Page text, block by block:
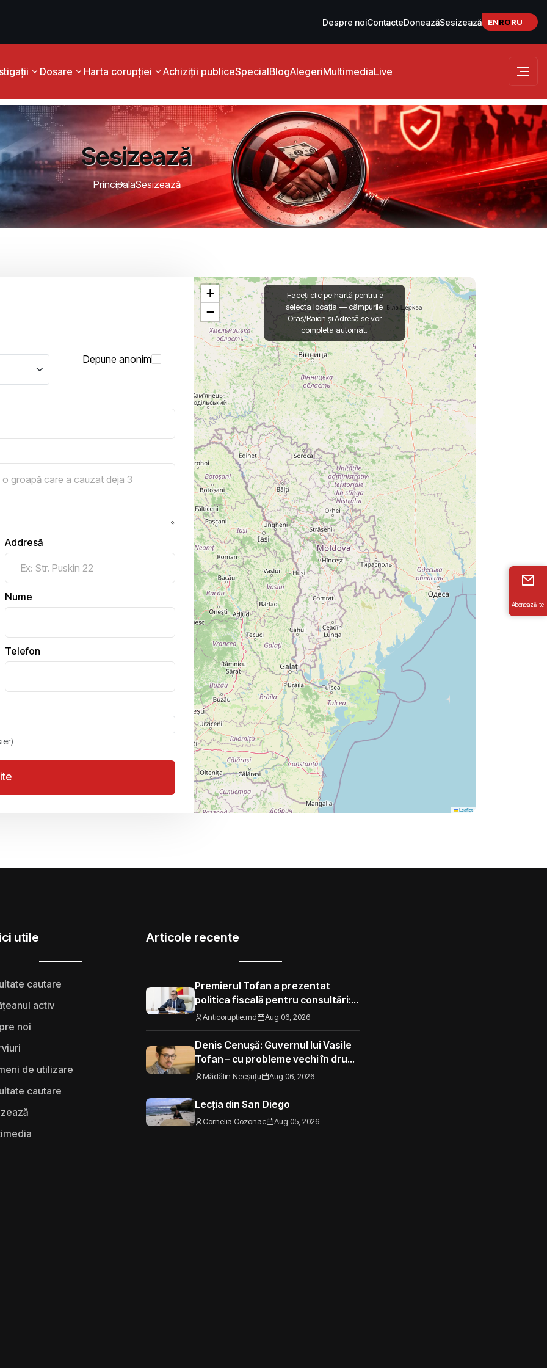
Despre noiContacteDoneazăSesizează ENRORU
Dosare Harta corupției Achiziții publiceSpecialBlogAlegeriMultimediaLive
Sesizează
PrincipalaSesizează
Depune anonim
Addresă
Nume
Telefon
Faceți clic pe hartă pentru a
selecta locația — câmpurile
Oraș/Raion și Adresă se vor
completa automat.
+
−
Leaflet
Abonează-te
utile
cautare
activ
noi
de utilizare
cautare
Articole recente
Premierul Tofan a prezentat
politica fiscală pentru consultări:
„Nu mi se pare corect ca avocado
să fie taxat la fel ca un măr din
Moldova”
Anticoruptie.md Aug 06, 2026
Denis Cenușă: Guvernul lui Vasile
Tofan – cu probleme vechi în drum
spre UE
Mădălin Necșuțu Aug 06, 2026
Lecția din San Diego
Cornelia Cozonac Aug 05, 2026